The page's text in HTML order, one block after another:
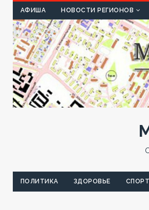
АФИША НОВОСТИ РЕГИОНОВ
ПОЛИТИКА ЗДОРОВЬЕ СПОРТ